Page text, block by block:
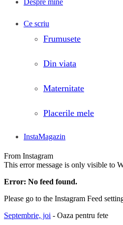
Despre mine
Ce scriu
Frumusete
Din viata
Maternitate
Placerile mele
InstaMagazin
From Instagram
This error message is only visible to
Error: No feed found.
Please go to the Instagram Feed
Septembrie, joi - Oaza pentru fete